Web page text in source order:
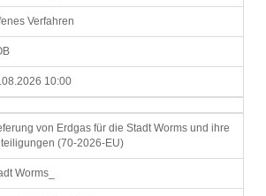
Verfahren
10:00
von Erdgas für die Stadt Worms und ihre
(70-2026-EU)
Worms_